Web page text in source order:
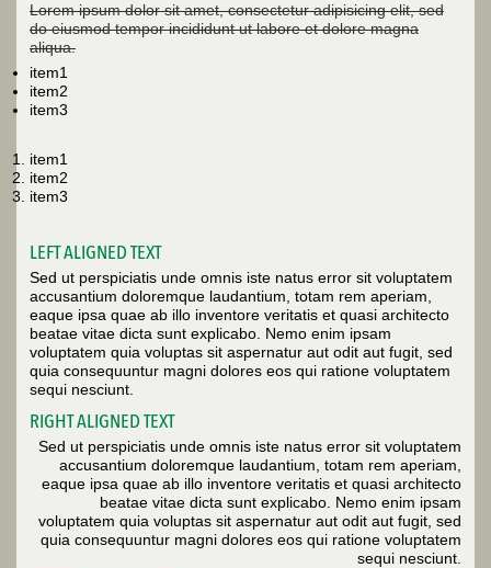
Lorem ipsum dolor sit amet, consectetur adipisicing elit, sed
do eiusmod tempor incididunt ut labore et dolore magna
aliqua.
item1
item2
item3
item1
item2
item3
LEFT ALIGNED TEXT
Sed ut perspiciatis unde omnis iste natus error sit voluptatem
accusantium doloremque laudantium, totam rem aperiam,
eaque ipsa quae ab illo inventore veritatis et quasi architecto
beatae vitae dicta sunt explicabo. Nemo enim ipsam
voluptatem quia voluptas sit aspernatur aut odit aut fugit, sed
quia consequuntur magni dolores eos qui ratione voluptatem
sequi nesciunt.
RIGHT ALIGNED TEXT
Sed ut perspiciatis unde omnis iste natus error sit voluptatem
accusantium doloremque laudantium, totam rem aperiam,
eaque ipsa quae ab illo inventore veritatis et quasi architecto
beatae vitae dicta sunt explicabo. Nemo enim ipsam
voluptatem quia voluptas sit aspernatur aut odit aut fugit, sed
quia consequuntur magni dolores eos qui ratione voluptatem
sequi nesciunt.